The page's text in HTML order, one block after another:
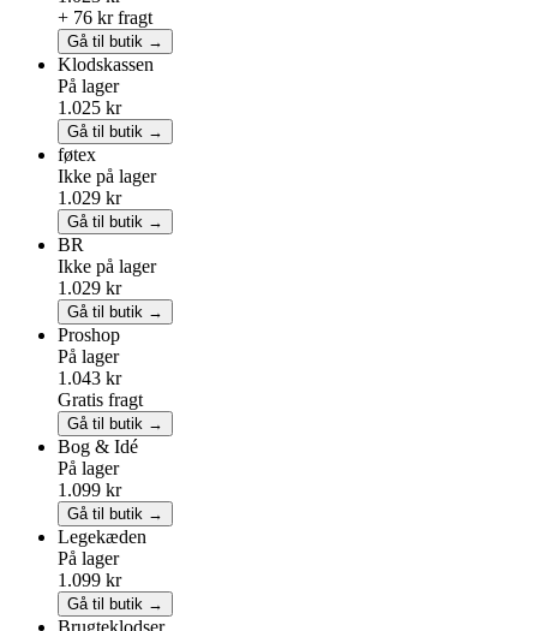
+ 76 kr fragt
Gå til butik →
Klodskassen
På lager
1.025 kr
Gå til butik →
føtex
Ikke på lager
1.029 kr
Gå til butik →
BR
Ikke på lager
1.029 kr
Gå til butik →
Proshop
På lager
1.043 kr
Gratis fragt
Gå til butik →
Bog & Idé
På lager
1.099 kr
Gå til butik →
Legekæden
På lager
1.099 kr
Gå til butik →
Brugteklodser